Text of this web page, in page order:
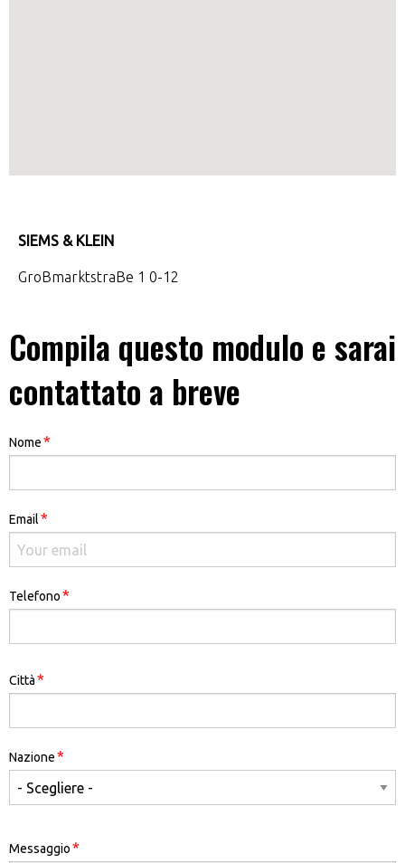
SIEMS & KLEIN
GroBmarktstraBe 1 0-12
Compila questo modulo e sarai
contattato a breve
Nome*
Email*
Telefono*
Città*
Nazione*
Messaggio*